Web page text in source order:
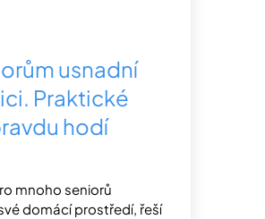
usnadní
Praktické
hodí
mnoho seniorů
domácí prostředí, řeší